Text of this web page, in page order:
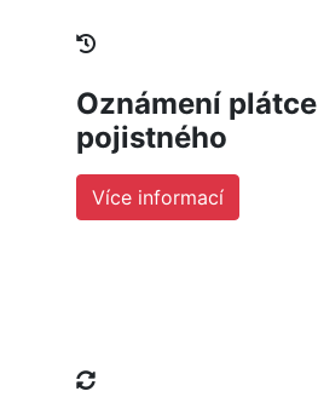
Oznámení plátce
pojistného
Více informací